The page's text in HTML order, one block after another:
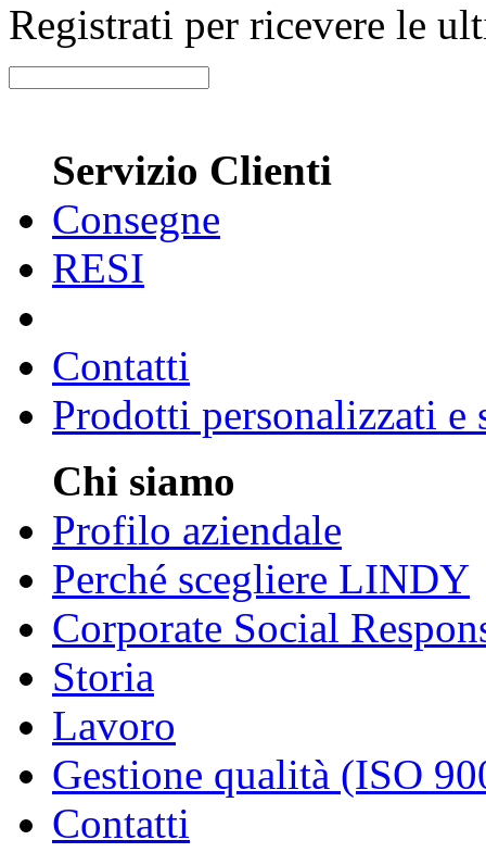
Registrati per ricevere le
Servizio Clienti
Consegne
RESI
Contatti
Prodotti personalizzati e
Chi siamo
Profilo aziendale
Perché scegliere LINDY
Corporate Social
Storia
Lavoro
Gestione qualità (ISO
Contatti